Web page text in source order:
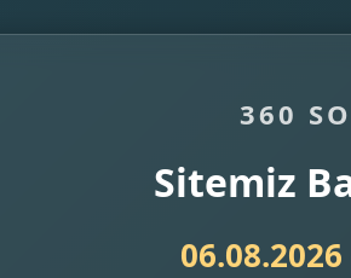
360
Sitemiz